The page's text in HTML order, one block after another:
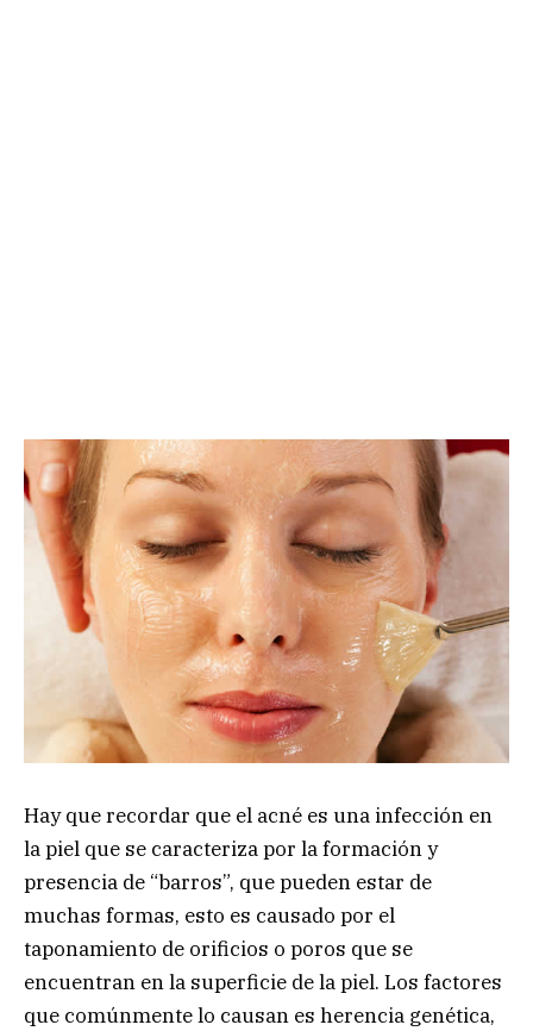
Hay que recordar que el acné es una infección en
la piel que se caracteriza por la formación y
presencia de “barros”, que pueden estar de
muchas formas, esto es causado por el
taponamiento de orificios o poros que se
encuentran en la superficie de la piel. Los factores
que comúnmente lo causan es herencia genética,